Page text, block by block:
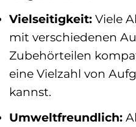
Vielseitigkeit: Viele
mit verschiedenen
Zubehörteilen
eine Vielzahl von
kannst.
Umweltfreundlich: